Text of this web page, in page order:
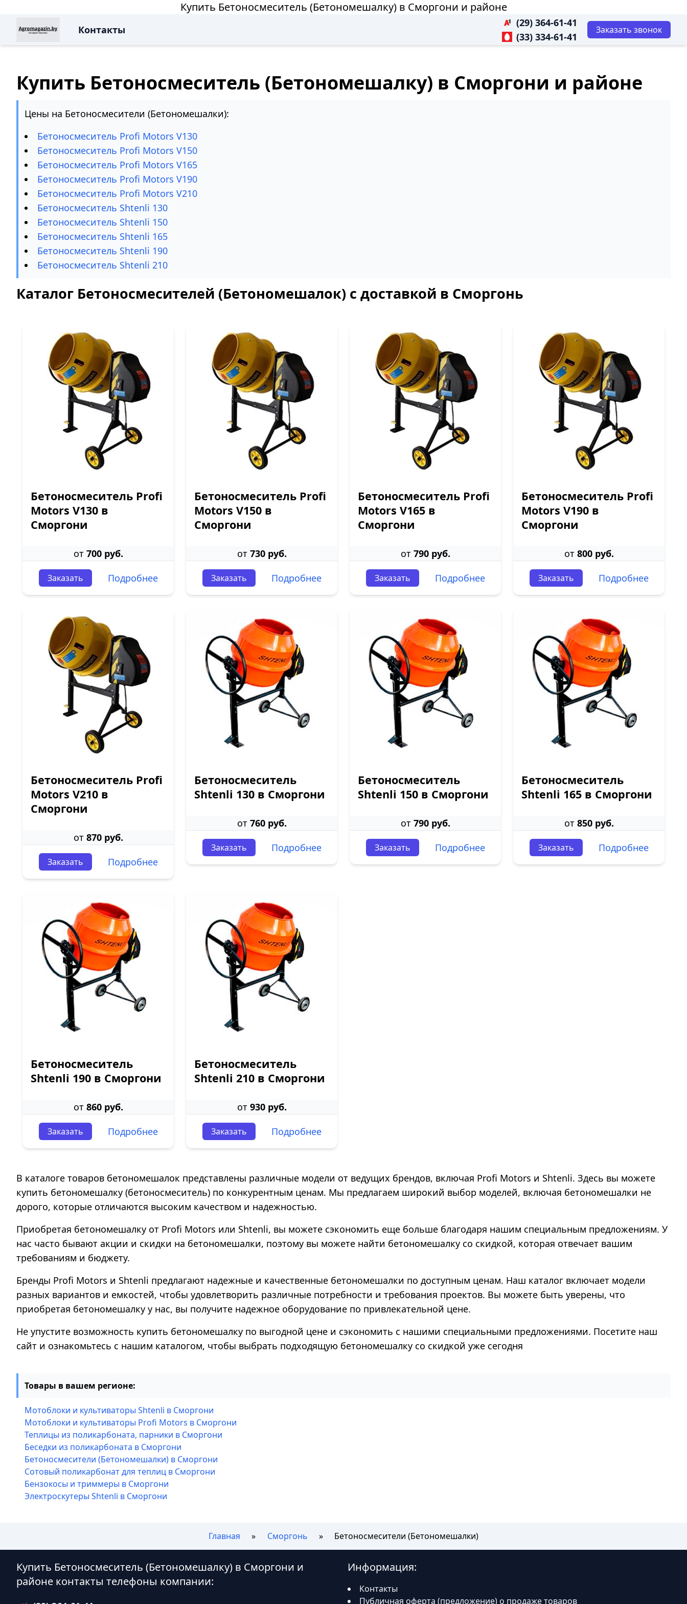
Купить Бетоносмеситель (Бетономешалку) в Сморгони и районе
Контакты
(29) 364-61-41
(33) 334-61-41
Заказать звонок
Купить Бетоносмеситель (Бетономешалку) в Сморгони и районе
Цены на Бетоносмесители (Бетономешалки):
Бетоносмеситель Profi Motors V130
Бетоносмеситель Profi Motors V150
Бетоносмеситель Profi Motors V165
Бетоносмеситель Profi Motors V190
Бетоносмеситель Profi Motors V210
Бетоносмеситель Shtenli 130
Бетоносмеситель Shtenli 150
Бетоносмеситель Shtenli 165
Бетоносмеситель Shtenli 190
Бетоносмеситель Shtenli 210
Каталог Бетоносмесителей (Бетономешалок) с доставкой в Сморгонь
Бетоносмеситель Profi
Motors V130 в
Сморгони
от 700 руб.
Заказать Подробнее
Бетоносмеситель Profi
Motors V150 в
Сморгони
от 730 руб.
Заказать Подробнее
Бетоносмеситель Profi
Motors V165 в
Сморгони
от 790 руб.
Заказать Подробнее
Бетоносмеситель Profi
Motors V190 в
Сморгони
от 800 руб.
Заказать Подробнее
Бетоносмеситель Profi
Motors V210 в
Сморгони
от 870 руб.
Заказать Подробнее
Бетоносмеситель
Shtenli 130 в Сморгони
от 760 руб.
Заказать Подробнее
Бетоносмеситель
Shtenli 150 в Сморгони
от 790 руб.
Заказать Подробнее
Бетоносмеситель
Shtenli 165 в Сморгони
от 850 руб.
Заказать Подробнее
Бетоносмеситель
Shtenli 190 в Сморгони
от 860 руб.
Заказать Подробнее
Бетоносмеситель
Shtenli 210 в Сморгони
от 930 руб.
Заказать Подробнее
В каталоге товаров бетономешалок представлены различные модели от ведущих брендов, включая Profi Motors и Shtenli. Здесь вы можете
купить бетономешалку (бетоносмеситель) по конкурентным ценам. Мы предлагаем широкий выбор моделей, включая бетономешалки не
дорого, которые отличаются высоким качеством и надежностью.
Приобретая бетономешалку от Profi Motors или Shtenli, вы можете сэкономить еще больше благодаря нашим специальным предложениям. У
нас часто бывают акции и скидки на бетономешалки, поэтому вы можете найти бетономешалку со скидкой, которая отвечает вашим
требованиям и бюджету.
Бренды Profi Motors и Shtenli предлагают надежные и качественные бетономешалки по доступным ценам. Наш каталог включает модели
разных вариантов и емкостей, чтобы удовлетворить различные потребности и требования проектов. Вы можете быть уверены, что
приобретая бетономешалку у нас, вы получите надежное оборудование по привлекательной цене.
Не упустите возможность купить бетономешалку по выгодной цене и сэкономить с нашими специальными предложениями. Посетите наш
сайт и ознакомьтесь с нашим каталогом, чтобы выбрать подходящую бетономешалку со скидкой уже сегодня
Товары в вашем регионе:
Мотоблоки и культиваторы Shtenli в Сморгони
Мотоблоки и культиваторы Profi Motors в Сморгони
Теплицы из поликарбоната, парники в Сморгони
Беседки из поликарбоната в Сморгони
Бетоносмесители (Бетономешалки) в Сморгони
Сотовый поликарбонат для теплиц в Сморгони
Бензокосы и триммеры в Сморгони
Электроскутеры Shtenli в Сморгони
Главная Сморгонь Бетоносмесители (Бетономешалки)
Купить Бетоносмеситель (Бетономешалку) в Сморгони и
районе контакты телефоны компании:
Информация:
Контакты
Публичная оферта (предложение) о продаже товаров